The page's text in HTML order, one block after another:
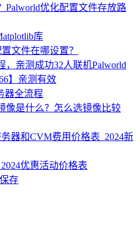
Palworld优化配置文件存放路
库
文件在哪设置？
，亲测成功32人联机Palworld
】亲测有效
器全流程
像是什么？怎么选镜像比较
器和CVM费用价格表_2024新
优惠活动价格表
存